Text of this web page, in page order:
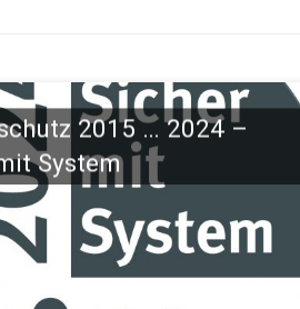
2015 … 2024 –
System